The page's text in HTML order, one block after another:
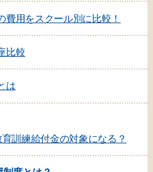
費用をスクール別に比較！
比較
は
訓練給付金の対象になる？